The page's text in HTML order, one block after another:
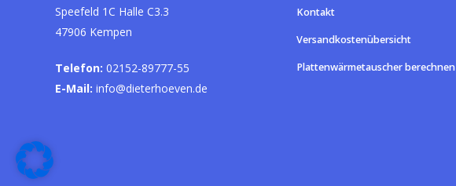
Speefeld 1C Halle C3.3
47906 Kempen
Telefon: 02152-89777-55
E-Mail: info@dieterhoeven.de
Kontakt
Versandkostenübersicht
Plattenwärmetauscher berechnen